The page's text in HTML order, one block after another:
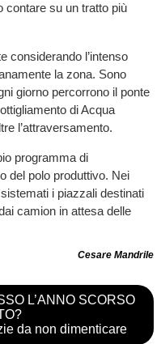
contare su un tratto più
considerando l’intenso
la zona. Sono
giorno percorrono il ponte
di Acqua
l’attraversamento.
programma di
del polo produttivo. Nei
i piazzali destinati
camion in attesa delle
Cesare Mandrile
L’ANNO SCORSO
da non dimenticare